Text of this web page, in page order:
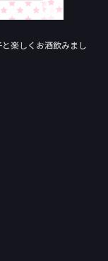
楽しくお酒飲みまし